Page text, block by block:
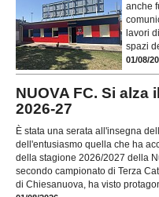
anche
lavori
spazi
01/08/
NUOVA FC. Si
2026-27
È stata una serata all'insegna
dell'entusiasmo quella che ha
della stagione 2026/2027 della
secondo campionato di Terza
di Chiesanuova, ha visto